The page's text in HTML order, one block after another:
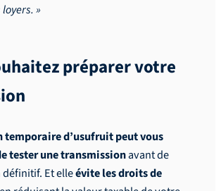
»
préparer votre
temporaire d’usufruit peut vous
tester une transmissionavant de
Et elleéviteles droits de